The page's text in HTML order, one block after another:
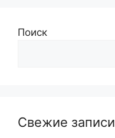
Поиск
Свежие записи